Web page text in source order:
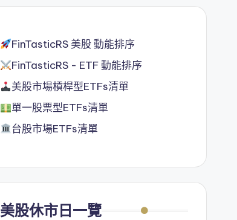
FinTasticRS 美股 動能排序
FinTasticRS - ETF 動能排序
美股市場槓桿型ETFs清單
單一股票型ETFs清單
台股市場ETFs清單
美股休市日一覽